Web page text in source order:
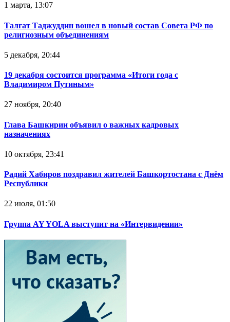
1 марта, 13:07
Талгат Таджуддин вошел в новый состав Совета РФ по
религиозным объединениям
5 декабря, 20:44
19 декабря состоится программа «Итоги года с
Владимиром Путиным»
27 ноября, 20:40
Глава Башкирии объявил о важных кадровых
назначениях
10 октября, 23:41
Радий Хабиров поздравил жителей Башкортостана с Днём
Республики
22 июля, 01:50
Группа AY YOLA выступит на «Интервидении»